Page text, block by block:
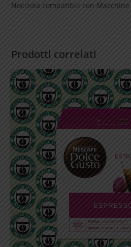
Nocciola compatibili con Macchine
Prodotti correlati